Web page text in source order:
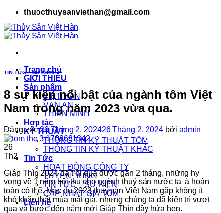
nội
dung
thuocthuysanviethan@gmail.com
Trang chủ
GIỚI THIỆU
Sản phẩm
VIỆT HÀN
VẠN AN
THIÊN MINH
Hợp tác
KỸ THUẬT
THÔNG TIN KỸ THUẬT TÔM
THÔNG TIN KỸ THUẬT KHÁC
Tin Tức
HOẠT ĐỘNG CÔNG TY
TUYỂN DỤNG
TIN TỨC – SỰ KIỆN
CẬP NHẬT GIÁ TÔM
Liên hệ
TIN TỨC – SỰ KIỆN
8 sự kiện nổi bật của ngành tôm Việt
Nam trong năm 2023 vừa qua.
Đăng vào26 Tháng 2, 202426 Tháng 2, 2024 bởi admin
26
Th2
Giáp Thìn 2024 đã trôi qua được gần 2 tháng, những hy
vọng về 1 năm bội thu cho ngành thuỷ sản nước ta là hoàn
toàn có thể. Mặc dù 2023 thuỷ sản Việt Nam gặp không ít
khó khăn thất mùa mất giá, nhưng chúng ta đã kiên trì vượt
qua và bước đến năm mới Giáp Thìn đầy hứa hẹn.